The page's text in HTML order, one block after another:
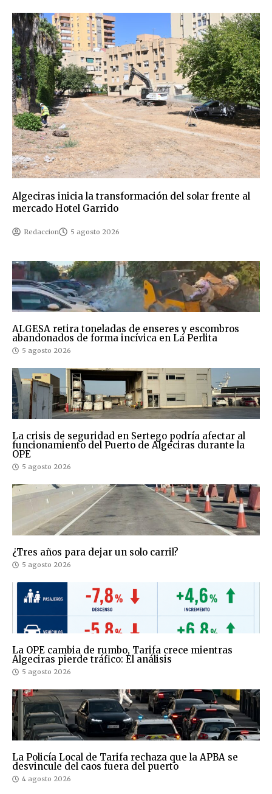
Algeciras inicia la transformación del solar frente al
mercado Hotel Garrido
Redaccion 5 agosto 2026
ALGESA retira toneladas de enseres y escombros
abandonados de forma incívica en La Perlita
5 agosto 2026
La crisis de seguridad en Sertego podría afectar al
funcionamiento del Puerto de Algeciras durante la
OPE
5 agosto 2026
¿Tres años para dejar un solo carril?
5 agosto 2026
La OPE cambia de rumbo, Tarifa crece mientras
Algeciras pierde tráfico: El análisis
5 agosto 2026
La Policía Local de Tarifa rechaza que la APBA se
desvincule del caos fuera del puerto
4 agosto 2026